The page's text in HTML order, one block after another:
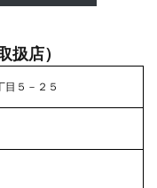
扱店）
目５－２５